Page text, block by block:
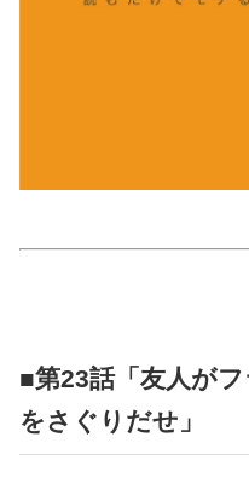
ゲーム
■第23話「友人が
をさぐりだせ」